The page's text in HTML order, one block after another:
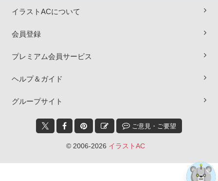
イラストACについて
会員登録
プレミアム会員サービス
ヘルプ＆ガイド
グループサイト
ご意見・ご要望
© 2006-2026 イラストAC